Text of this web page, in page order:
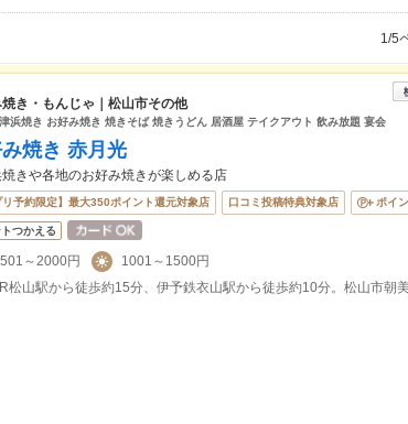
1/5
焼き・もんじゃ｜松山市その他
浜焼き お好み焼き 焼きそば 焼きうどん 居酒屋 テイクアウト 飲み放題 宴会
焼き 赤月光
きや各地のお好み焼きが楽しめる店
リ予約限定】最大350ポイント還元対象店 口コミ投稿特典対象店 ポイ
つかえる
～2000円
1001～1500円